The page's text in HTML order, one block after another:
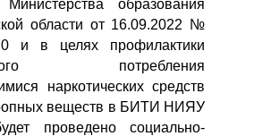
образования
области от 16.09.2022 №
и в целях профилактики
потребления
наркотических средств
веществ в БИТИ НИЯУ
проведено социально-